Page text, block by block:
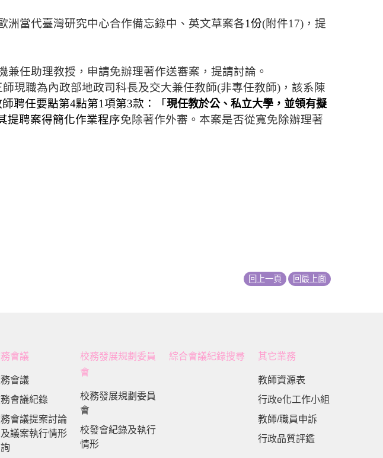
洲當代臺灣研究中心合作備忘錄中、英文草案各1份(附件17) ，提
兼任助理教授，申請免辦理著作送審案，提請討論。
現職為內政部地政司科長及交大兼任教師(非專任教師) ，該系陳
聘任要點第4點第1項第3款：「 現任教於公、私立大學，並領有擬
提聘案得簡化作業程序免除著作外審。本案是否從寬免除辦理著
回上一頁 回最上面
會議
會議
會議紀錄
會議提案討論
及議案執行情形
校務發展規劃委員
會
校務發展規劃委員
會
校發會紀錄及執行
情形
綜合會議紀錄搜尋 其它業務
教師資源表
行政e化工作小組
教師/職員申訴
行政品質評鑑